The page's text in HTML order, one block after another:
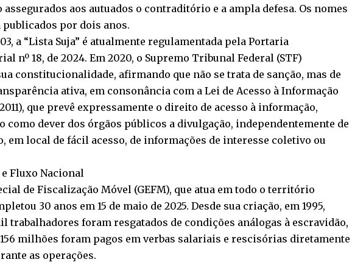
assegurados aos autuados o contraditório e a ampla defesa. Os nomes
publicados por dois anos.
a “Lista Suja” é atualmente regulamentada pela Portaria
nº 18, de 2024. Em 2020, o Supremo Tribunal Federal (STF)
constitucionalidade, afirmando que não se trata de sanção, mas de
ativa, em consonância com a Lei de Acesso à Informação
2011), que prevê expressamente o direito de acesso à informação,
como dever dos órgãos públicos a divulgação, independentemente de
em local de fácil acesso, de informações de interesse coletivo ou
Fluxo Nacional
de Fiscalização Móvel (GEFM), que atua em todo o território
30 anos em 15 de maio de 2025. Desde sua criação, em 1995,
trabalhadores foram resgatados de condições análogas à escravidão,
156 milhões foram pagos em verbas salariais e rescisórias diretamente
as operações.